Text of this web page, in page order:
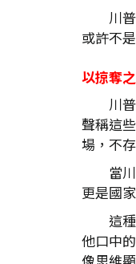
川
或許不
以掠奪
川
聲稱這
場，不
當
更是國
這
他口中